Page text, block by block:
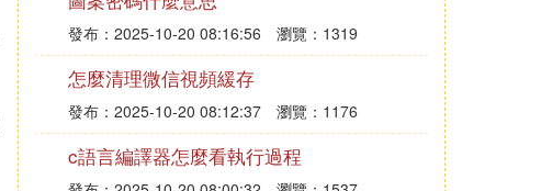
發布：2025-10-20 08:16:56 瀏覽：1319
怎麼清理微信視頻緩存
發布：2025-10-20 08:12:37 瀏覽：1176
c語言編譯器怎麼看執行過程